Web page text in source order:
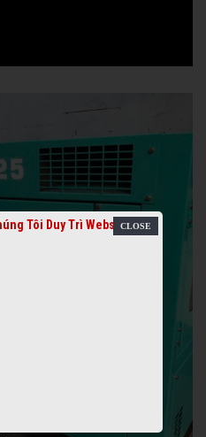
Tôi Duy Trì Website